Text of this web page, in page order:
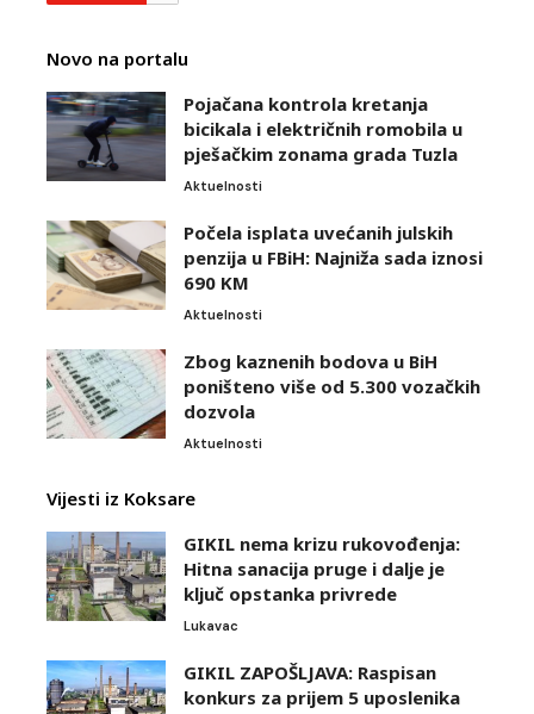
Novo na portalu
Pojačana kontrola kretanja
bicikala i električnih romobila u
pješačkim zonama grada Tuzla
Aktuelnosti
Počela isplata uvećanih julskih
penzija u FBiH: Najniža sada iznosi
690 KM
Aktuelnosti
Zbog kaznenih bodova u BiH
poništeno više od 5.300 vozačkih
dozvola
Aktuelnosti
Vijesti iz Koksare
GIKIL nema krizu rukovođenja:
Hitna sanacija pruge i dalje je
ključ opstanka privrede
Lukavac
GIKIL ZAPOŠLJAVA: Raspisan
konkurs za prijem 5 uposlenika